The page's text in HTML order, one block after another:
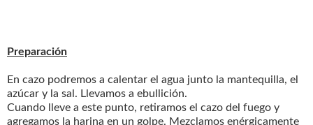
Preparación
En cazo podremos a calentar el agua junto la mantequilla, el
azúcar y la sal. Llevamos a ebullición.
Cuando lleve a este punto, retiramos el cazo del fuego y
agregamos la harina en un golpe. Mezclamos enérgicamente